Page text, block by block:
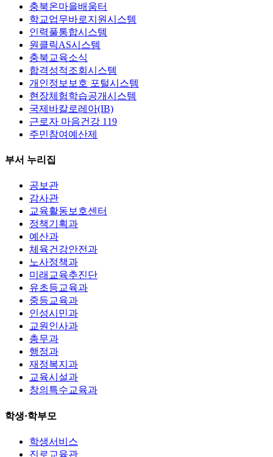
충북온마을배움터
학교업무바로지원시스템
인력풀통합시스템
원클릭AS시스템
충북교육소식
합격성적조회시스템
개인정보보호 포털시스템
현장체험학습공개시스템
국제바칼로레아(IB)
근로자 마음건강 119
주민참여예산제
부서 누리집
공보관
감사관
교육활동보호센터
정책기획과
예산과
체육건강안전과
노사정책과
미래교육추진단
유초등교육과
중등교육과
인성시민과
교원인사과
총무과
행정과
재정복지과
교육시설과
창의특수교육과
학생·학부모
학생서비스
진로교육관